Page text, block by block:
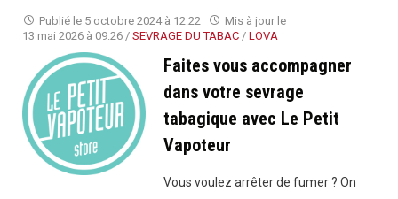
avis
Publié le 5 octobre 2024 à 12:22
Mis à jour le
13 mai 2026 à 09:26 / SEVRAGE DU TABAC / LOVA
Faites vous accompagner
dans votre sevrage
tabagique avec Le Petit
Vapoteur
Vous voulez arrêter de fumer ? On